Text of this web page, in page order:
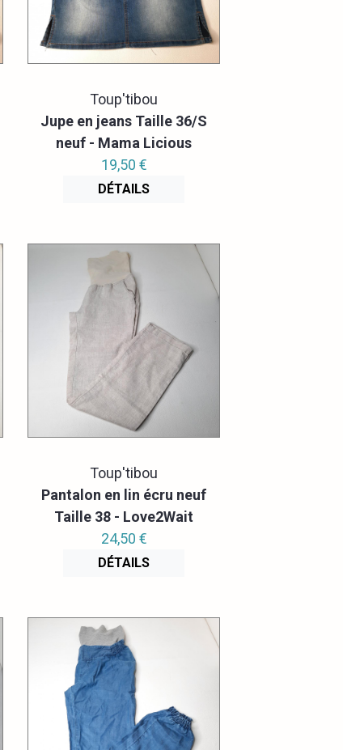
Toup'tibou
Jupe en jeans Taille 36/S
neuf - Mama Licious
19,50 €
DÉTAILS
Toup'tibou
Pantalon en lin écru neuf
Taille 38 - Love2Wait
24,50 €
DÉTAILS